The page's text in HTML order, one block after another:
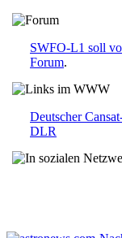
SWFO-L1 soll
Forum.
Deutscher
DLR